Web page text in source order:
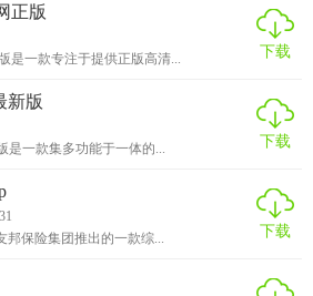
正版
是一款专注于提供正版高清...
下载
新版
是一款集多功能于一体的...
下载
邦保险集团推出的一款综...
下载